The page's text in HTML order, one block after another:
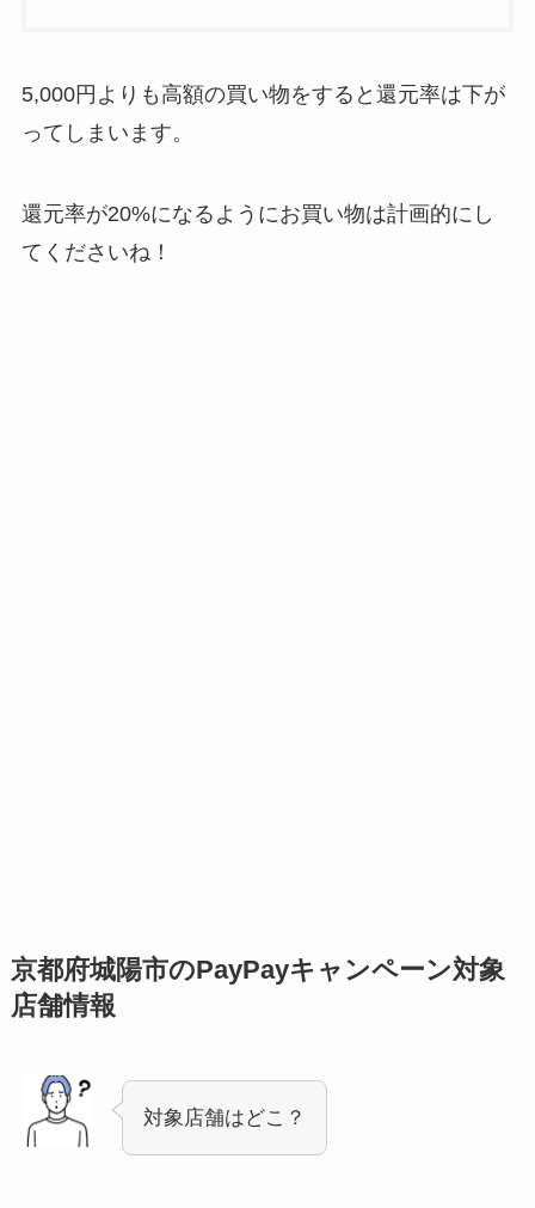
5,000円よりも高額の買い物をすると還元率は下が
ってしまいます。
還元率が20%になるようにお買い物は計画的にし
てくださいね！
京都府城陽市のPayPayキャンペーン対象
店舗情報
対象店舗はどこ？